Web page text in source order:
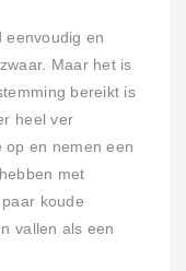
eenvoudig en
Maar het is
bereikt is
heel ver
op en nemen een
met
koude
vallen als een